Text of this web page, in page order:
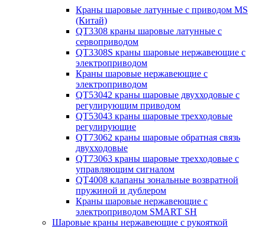
Краны шаровые латунные с приводом MS
(Китай)
QT3308 краны шаровые латунные с
сервоприводом
QT3308S краны шаровые нержавеющие с
электроприводом
Краны шаровые нержавеющие с
электроприводом
QT53042 краны шаровые двухходовые с
регулирующим приводом
QT53043 краны шаровые трехходовые
регулирующие
QT73062 краны шаровые обратная связь
двухходовые
QT73063 краны шаровые трехходовые с
управляющим сигналом
QT4008 клапаны зональные возвратной
пружиной и дублером
Краны шаровые нержавеющие с
электроприводом SMART SH
Шаровые краны нержавеющие с рукояткой